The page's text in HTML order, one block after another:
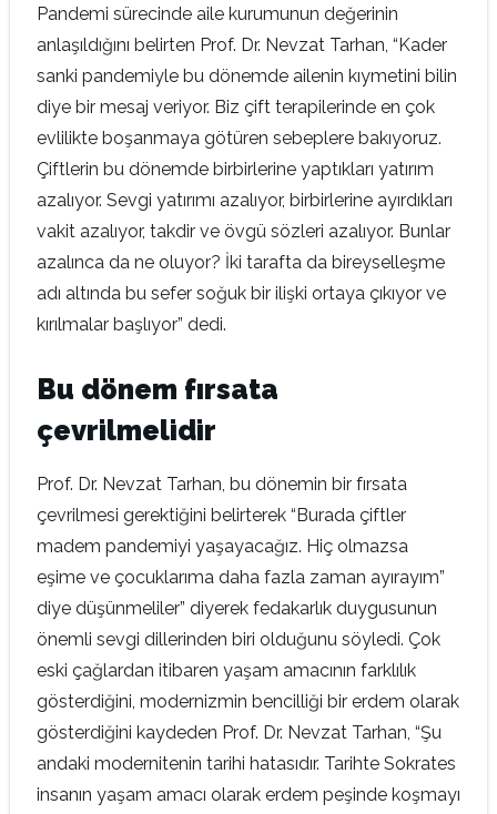
Pandemi sürecinde aile kurumunun değerinin
anlaşıldığını belirten Prof. Dr. Nevzat Tarhan, “Kader
sanki pandemiyle bu dönemde ailenin kıymetini bilin
diye bir mesaj veriyor. Biz çift terapilerinde en çok
evlilikte boşanmaya götüren sebeplere bakıyoruz.
Çiftlerin bu dönemde birbirlerine yaptıkları yatırım
azalıyor. Sevgi yatırımı azalıyor, birbirlerine ayırdıkları
vakit azalıyor, takdir ve övgü sözleri azalıyor. Bunlar
azalınca da ne oluyor? İki tarafta da bireyselleşme
adı altında bu sefer soğuk bir ilişki ortaya çıkıyor ve
kırılmalar başlıyor” dedi.
Bu dönem fırsata
çevrilmelidir
Prof. Dr. Nevzat Tarhan, bu dönemin bir fırsata
çevrilmesi gerektiğini belirterek “Burada çiftler
madem pandemiyi yaşayacağız. Hiç olmazsa
eşime ve çocuklarıma daha fazla zaman ayırayım”
diye düşünmeliler” diyerek fedakarlık duygusunun
önemli sevgi dillerinden biri olduğunu söyledi. Çok
eski çağlardan itibaren yaşam amacının farklılık
gösterdiğini, modernizmin bencilliği bir erdem olarak
gösterdiğini kaydeden Prof. Dr. Nevzat Tarhan, “Şu
andaki modernitenin tarihi hatasıdır. Tarihte Sokrates
insanın yaşam amacı olarak erdem peşinde koşmayı